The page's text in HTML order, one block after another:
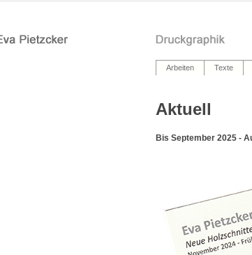
Arbeiten Texte
Aktuell
Bis September 2025 -